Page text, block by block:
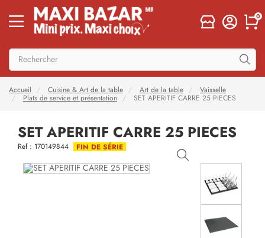
0
Accueil Cuisine & Art de la table Art de la table
Vaisselle
Plats de service et présentation
SET APERITIF CARRE 25 PIECES
SET APERITIF CARRE 25 PIECES
Ref : 170149844 FIN DE SÉRIE